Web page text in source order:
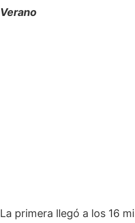
Verano
La primera llegó a los 16